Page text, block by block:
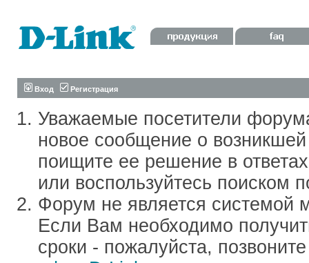
Вход Регистрация
Уважаемые посетители
новое сообщение о
поищите ее решение в
или воспользуйтесь поиском
Форум не является системой
Если Вам необходимо
сроки - пожалуйста,